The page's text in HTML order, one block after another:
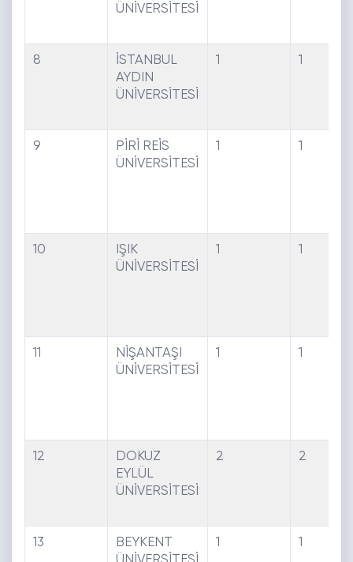
ÜNİVERSİTESİ
8
İSTANBUL
AYDIN
ÜNİVERSİTESİ
1 1
9
PİRİ REİS
ÜNİVERSİTESİ
1 1
10
IŞIK
ÜNİVERSİTESİ
1 1
11
NİŞANTAŞI
ÜNİVERSİTESİ
1 1
12
DOKUZ
EYLÜL
ÜNİVERSİTESİ
2 2
13
BEYKENT
1 1